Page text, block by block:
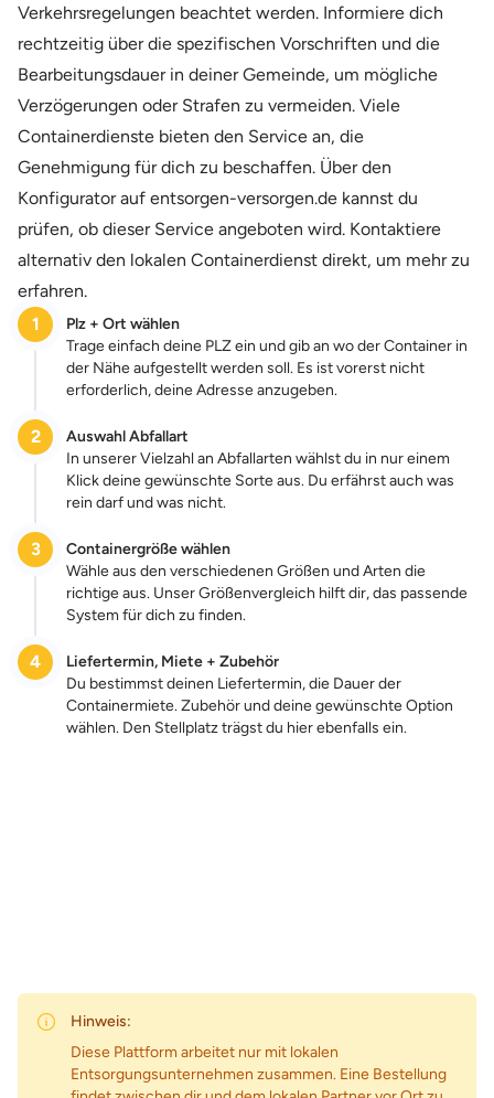
Verkehrsregelungen beachtet werden. Informiere dich
rechtzeitig über die spezifischen Vorschriften und die
Bearbeitungsdauer in deiner Gemeinde, um mögliche
Verzögerungen oder Strafen zu vermeiden. Viele
Containerdienste bieten den Service an, die
Genehmigung für dich zu beschaffen. Über den
Konfigurator auf entsorgen-versorgen.de kannst du
prüfen, ob dieser Service angeboten wird. Kontaktiere
alternativ den lokalen Containerdienst direkt, um mehr zu
erfahren.
1
Plz + Ort wählen
Trage einfach deine PLZ ein und gib an wo der Container in
der Nähe aufgestellt werden soll. Es ist vorerst nicht
erforderlich, deine Adresse anzugeben.
2
Auswahl Abfallart
In unserer Vielzahl an Abfallarten wählst du in nur einem
Klick deine gewünschte Sorte aus. Du erfährst auch was
rein darf und was nicht.
3
Containergröße wählen
Wähle aus den verschiedenen Größen und Arten die
richtige aus. Unser Größenvergleich hilft dir, das passende
System für dich zu finden.
4
Liefertermin, Miete + Zubehör
Du bestimmst deinen Liefertermin, die Dauer der
Containermiete. Zubehör und deine gewünschte Option
wählen. Den Stellplatz trägst du hier ebenfalls ein.
Hinweis:
Diese Plattform arbeitet nur mit lokalen
Entsorgungsunternehmen zusammen. Eine Bestellung